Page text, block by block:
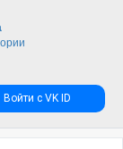
Войти с VK ID